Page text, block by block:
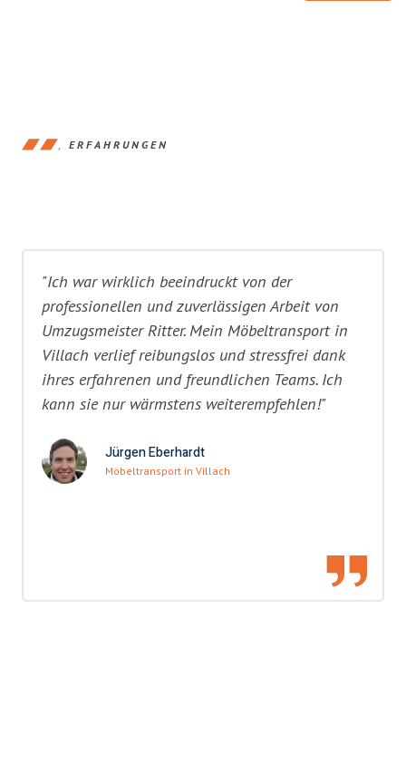
ERFAHRUNGEN
"Ich war wirklich beeindruckt von der
professionellen und zuverlässigen Arbeit von
Umzugsmeister Ritter. Mein Möbeltransport in
Villach verlief reibungslos und stressfrei dank
ihres erfahrenen und freundlichen Teams. Ich
kann sie nur wärmstens weiterempfehlen!"
Jürgen Eberhardt
Möbeltransport in Villach